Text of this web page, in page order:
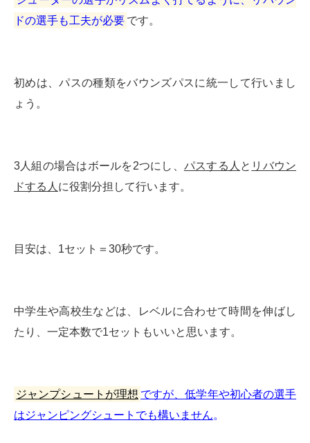
ドの選手も工夫が必要 です。
初めは、パスの種類をバウンズパスに統一して行いまし
ょう。
3人組の場合はボールを2つにし、 パスする人 と リバウン
ドする人 に役割分担して行います。
目安は、1セット＝30秒です。
中学生や高校生などは、レベルに合わせて時間を伸ばし
たり、一定本数で1セットもいいと思います。
ジャンプシュートが理想 ですが、低学年や初心者の選手
はジャンピングシュートでも構いません。